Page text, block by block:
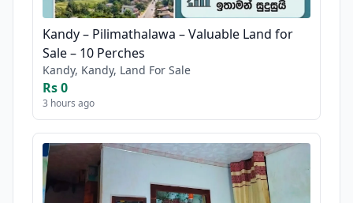
Kandy – Pilimathalawa – Valuable Land for
Sale – 10 Perches
Kandy, Kandy, Land For Sale
Rs 0
3 hours ago